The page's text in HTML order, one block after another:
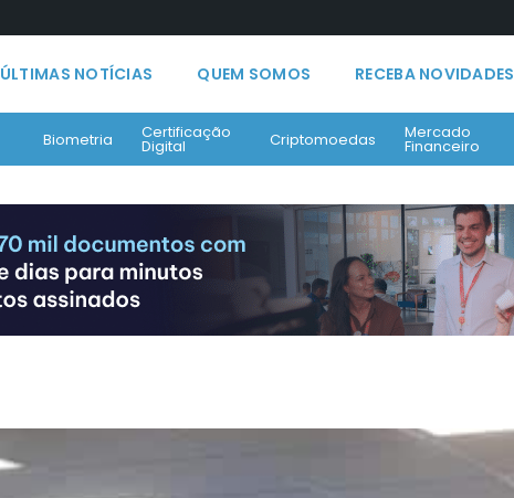
ÚLTIMAS NOTÍCIAS QUEM SOMOS RECEBA NOVIDADES
Biometria Certificação
Digital Criptomoedas Mercado
Financeiro